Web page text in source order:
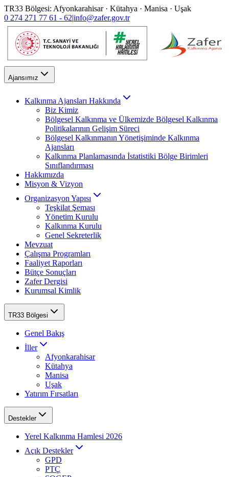
TR33 Bölgesi: Afyonkarahisar · Kütahya · Manisa · Uşak
0 274 271 77 61 - 62|info@zafer.gov.tr
Ajansımız
Kalkınma Ajansları Hakkında
Biz Kimiz
Bölgesel Kalkınma ve Ülkemizde Bölgesel Kalkınma
Politikalarının Gelişim Süreci
Bölgesel Kalkınmanın Yönetişiminde Kalkınma
Ajansları
Kalkınma Planlamasında İstatistiki Bölge Birimleri
Sınıflandırması
Hakkımızda
Misyon & Vizyon
Organizasyon Yapısı
Teşkilat Şeması
Yönetim Kurulu
Kalkınma Kurulu
Genel Sekreterlik
Mevzuat
Çalışma Programları
Faaliyet Raporları
Bütçe Sonuçları
Zafer Dergisi
Kurumsal Kimlik
TR33 Bölgesi
Genel Bakış
İller
Afyonkarahisar
Kütahya
Manisa
Uşak
Yatırım Fırsatları
Destekler
Yerel Kalkınma Hamlesi 2026
Açık Destekler
GPD
PTÇ